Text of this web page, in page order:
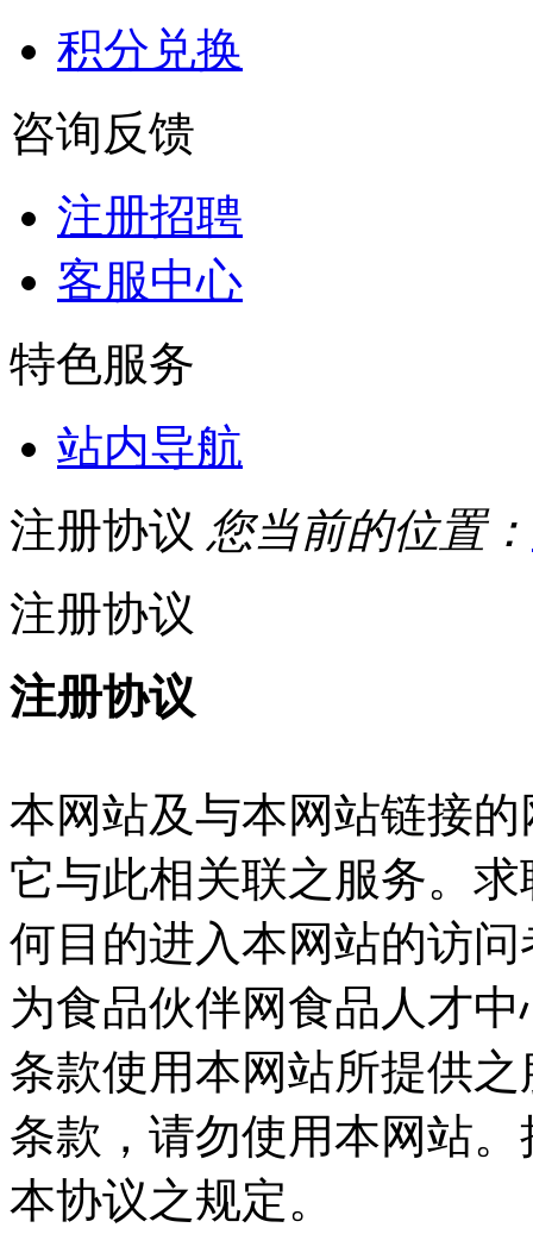
积分兑换
咨询反馈
注册招聘
客服中心
特色服务
站内导航
注册协议 您当前的位置：
注册协议
注册协议
本网站及与本网站链接
它与此相关联之服务。
何目的进入本网站的访
为食品伙伴网食品人才
条款使用本网站所提供
条款，请勿使用本网站
本协议之规定。